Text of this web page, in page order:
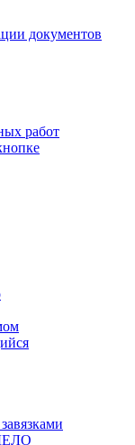
документов
работ